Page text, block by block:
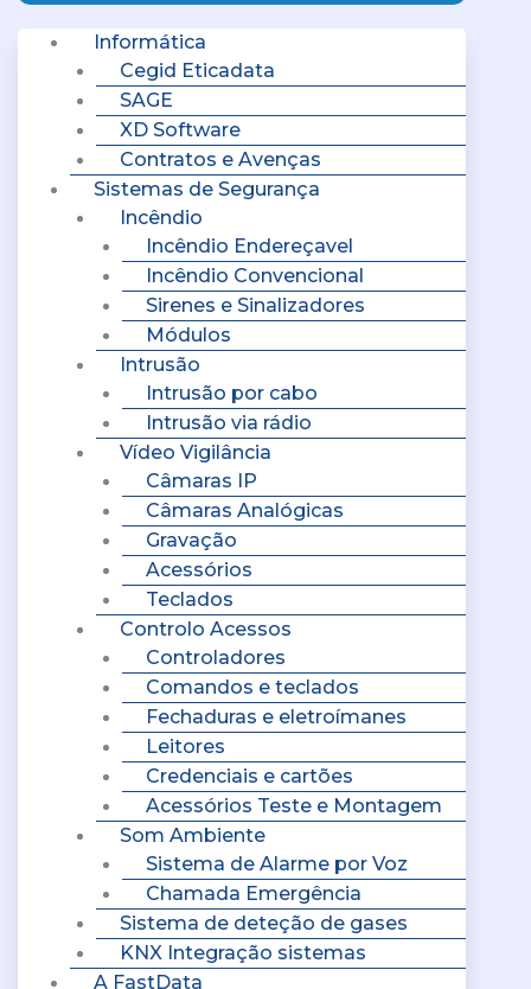
Informática
Cegid Eticadata
SAGE
XD Software
Contratos e Avenças
Sistemas de Segurança
Incêndio
Incêndio Endereçavel
Incêndio Convencional
Sirenes e Sinalizadores
Módulos
Intrusão
Intrusão por cabo
Intrusão via rádio
Vídeo Vigilância
Câmaras IP
Câmaras Analógicas
Gravação
Acessórios
Teclados
Controlo Acessos
Controladores
Comandos e teclados
Fechaduras e eletroímanes
Leitores
Credenciais e cartões
Acessórios Teste e Montagem
Som Ambiente
Sistema de Alarme por Voz
Chamada Emergência
Sistema de deteção de gases
KNX Integração sistemas
A FastData